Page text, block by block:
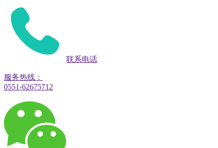
联系电话
服务热线：
0551-62675712